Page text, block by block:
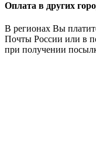
Оплата в других
В регионах Вы
Почты России или в
при получении